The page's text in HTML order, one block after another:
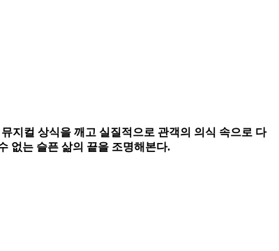
지컬 상식을 깨고 실질적으로 관객의 의식 속으로 다
없는 슬픈 삶의 끝을 조명해본다.